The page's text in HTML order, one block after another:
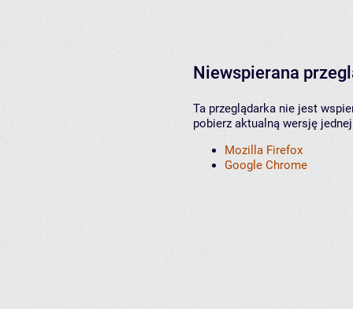
Niewspierana
Ta przeglądarka nie jest
pobierz aktualną wersję
Mozilla Firefox
Google Chrome